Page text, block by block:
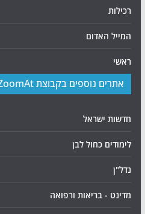
רכילות
המייל האדום
ראשי
אתרים נוספים בקבוצת ZoomAt
חדשות ישראל
לימודים כחול לבן
נדל"ן
מדינט - בריאות ורפואה